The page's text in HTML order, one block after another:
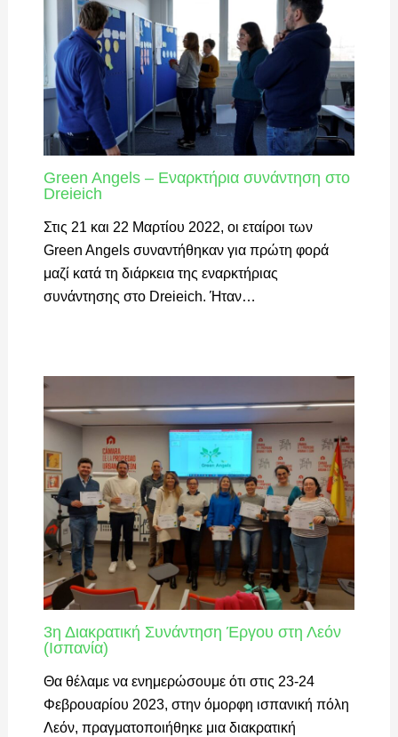
Green Angels – Εναρκτήρια συνάντηση στο
Dreieich
Στις 21 και 22 Μαρτίου 2022, οι εταίροι των
Green Angels συναντήθηκαν για πρώτη φορά
μαζί κατά τη διάρκεια της εναρκτήριας
συνάντησης στο Dreieich. Ήταν…
3η Διακρατική Συνάντηση Έργου στη Λεόν
(Ισπανία)
Θα θέλαμε να ενημερώσουμε ότι στις 23-24
Φεβρουαρίου 2023, στην όμορφη ισπανική πόλη
Λεόν, πραγματοποιήθηκε μια διακρατική